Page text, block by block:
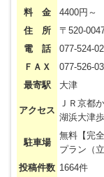
料 金
4400円～
住 所
〒520-
電 話
077-524-
ＦＡＸ
077-526-
最寄駅
大津
アクセス
ＪＲ京都
湖浜大津
駐車場
無料【完
プラン（
投稿件数 1664件